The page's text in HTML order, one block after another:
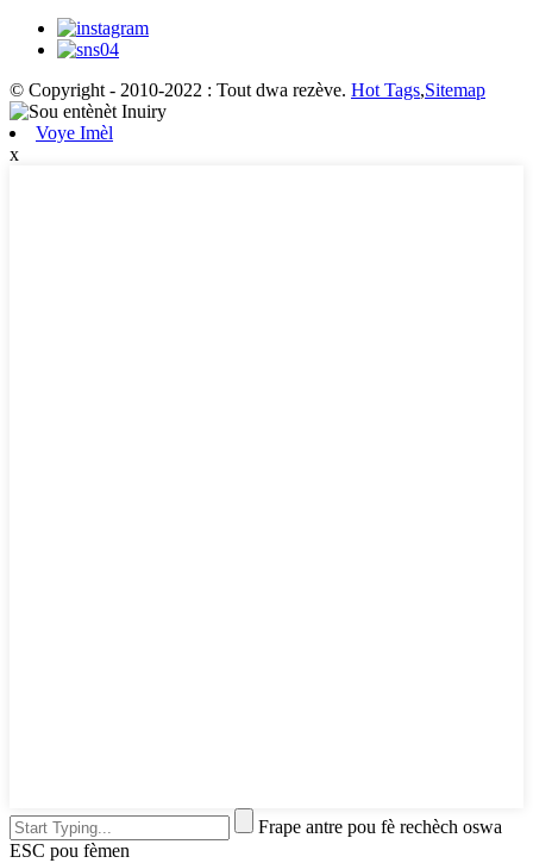
© Copyright - 2010-2022 : Tout dwa rezève. Hot Tags,Sitemap
Voye Imèl
x
Frape antre pou fè rechèch oswa
ESC pou fèmen